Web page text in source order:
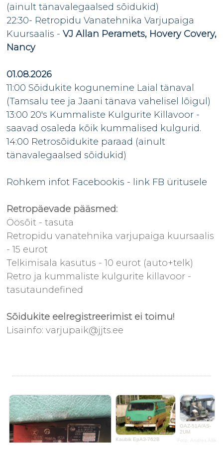
(ainult tänavalegaalsed sõidukid)
22:30- Retropidu Vanatehnika Varjupaiga
Kuursaalis - VJ Allan Peramets, Hovery Covery,
Nancy
01.08.2026
11:00 Sõidukite kogunemine Laial tänaval
(Tamsalu tee ja Jaani tänava vahelisel lõigul)
13:00 20's Kummaliste Kulgurite Killavoor -
saavad osaleda kõik kummalised kulgurid.
14:00 Retrosõidukite paraad (ainult
tänavalegaalsed sõidukid)
Rohkem infot Facebookis - link FB üritusele
Retropäevade pääsmed:
Öösõit - tasuta
Retropidu vanatehnika varjupaiga kuursaalis
- 15 eurot
Telkimisala kasutus - 10 eurot (auto+telk)
Retro ja kummaliste kulgurite killavoor -
tasutaundefined
Sõidukite eelregistreerimist ei toimu!
Lisainfo: varjupaik@jjts.ee
Kaubik ЕрАЗ-762В
GAZ-51A/AS-
2UM